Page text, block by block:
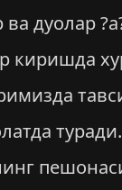
дуолар
киришда